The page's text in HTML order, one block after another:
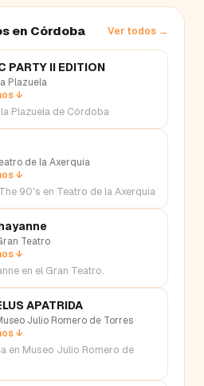
en Córdoba Ver todos →
PARTY II EDITION
Plazuela
↓
Plazuela de Córdoba
de la Axerquía
↓
90's en Teatro de la Axerquía
Teatro
↓
en el Gran Teatro.
APATRIDA
Julio Romero de Torres
↓
en Museo Julio Romero de